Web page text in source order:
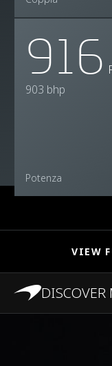
916
903 bhp
Potenza
VIEW
DISCOVER